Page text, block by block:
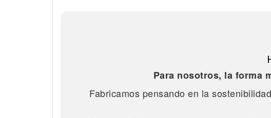
Para nosotros, la forma
Fabricamos pensando en la